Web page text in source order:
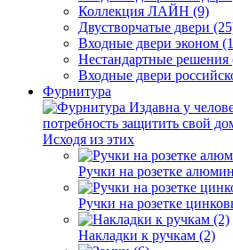
Коллекция ЛАЙН (9)
Двустворчатые двери
Входные двери эконом
Нестандартные решения
Входные двери
Фурнитура
Издавна у
потребность защитить свой
Исходя из этих
Ручки на розетке
Ручки на розетке
Накладки к ручкам (2)